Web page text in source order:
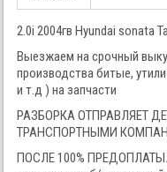
2.0i 2004гв Hyundai sonata
Выезжаем на срочный
производства битые,
и т.д ) на запчасти
РАЗБОРКА ОТПРАВЛЯЕТ
ТРАНСПОРТНЫМИ
ПОСЛЕ 100% ПРЕДОПЛАТЫ.